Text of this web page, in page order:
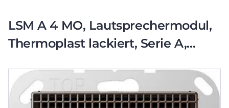
LSM A 4 MO, Lautsprechermodul,
Thermoplast lackiert, Serie A,